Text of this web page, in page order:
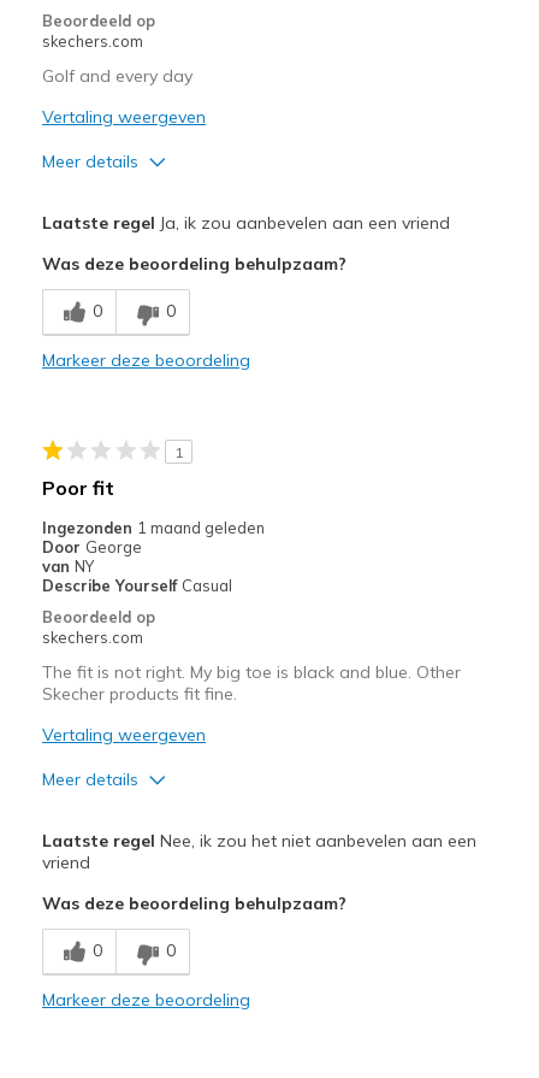
Every day wear
Beoordeeld op
skechers.com
Golf and every day
Vertaling weergeven
Meer details
Comfortable
Stylish
Going Out
Width
Sizing
Feels half size too small
Laatste regel Ja, ik zou aanbevelen aan een vriend
Was deze beoordeling behulpzaam?
0 0
Markeer deze beoordeling
1
Poor fit
Ingezonden 1 maand geleden
Door George
van NY
Describe Yourself Casual
Beoordeeld op
skechers.com
The fit is not right. My big toe is black and blue. Other
Skecher products fit fine.
Vertaling weergeven
Meer details
Laatste regel Nee, ik zou het niet aanbevelen aan een
vriend
Was deze beoordeling behulpzaam?
0 0
Markeer deze beoordeling